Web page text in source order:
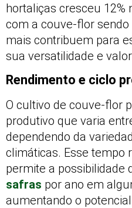
hortaliças cresceu 12%
com a couve-flor
mais contribuem para
sua versatilidade e
Rendimento e ciclo
O cultivo de couve-flor
produtivo que varia
dependendo da
climáticas. Esse tempo
permite a possibilidade
safras por ano em
aumentando o